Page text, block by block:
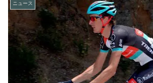
ニュース